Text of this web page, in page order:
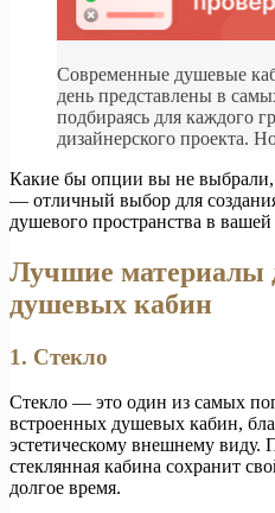
Современные душевые
день представлены в
подбираясь для каждого
дизайнерского проекта.
Какие бы опции вы не
— отличный выбор для
душевого пространства в
Лучшие материалы
душевых кабин
1. Стекло
Стекло — это один из самых
встроенных душевых кабин,
эстетическому внешнему виду.
стеклянная кабина сохранит
долгое время.